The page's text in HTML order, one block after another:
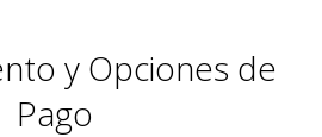
y Opciones de
Pago